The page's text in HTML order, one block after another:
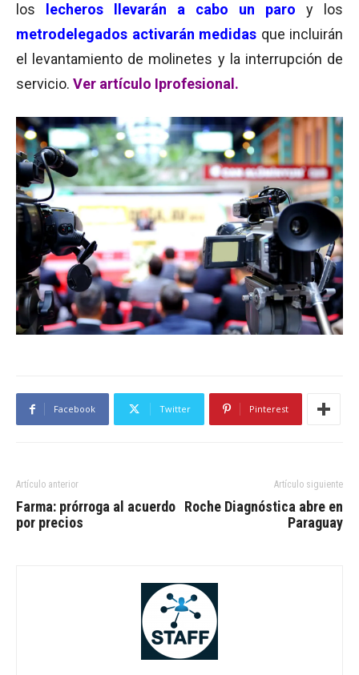
los lecheros llevarán a cabo un paro y los
metrodelegados activarán medidas que incluirán
el levantamiento de molinetes y la interrupción de
servicio. Ver artículo Iprofesional.
Facebook Twitter Pinterest
Artículo anterior
Farma: prórroga al acuerdo
por precios
Artículo siguiente
Roche Diagnóstica abre en
Paraguay